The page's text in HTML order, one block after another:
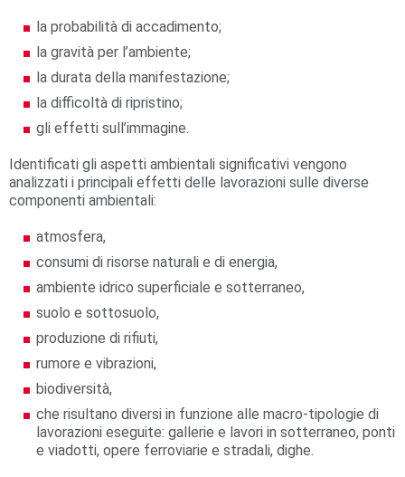
la probabilità di accadimento;
la gravità per l’ambiente;
la durata della manifestazione;
la difficoltà di ripristino;
gli effetti sull’immagine.
Identificati gli aspetti ambientali significativi vengono
analizzati i principali effetti delle lavorazioni sulle diverse
componenti ambientali:
atmosfera,
consumi di risorse naturali e di energia,
ambiente idrico superficiale e sotterraneo,
suolo e sottosuolo,
produzione di rifiuti,
rumore e vibrazioni,
biodiversità,
che risultano diversi in funzione alle macro-tipologie di
lavorazioni eseguite: gallerie e lavori in sotterraneo, ponti
e viadotti, opere ferroviarie e stradali, dighe.